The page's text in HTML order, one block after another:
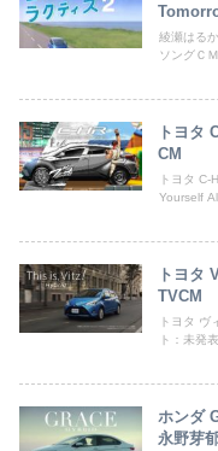
綾瀬はる
ソングＣ
トヨタ
CM
トヨタ
Yourself
トヨタ
TVCM
トヨタ ヴ
ト：未発表
ホンダ
永野芽